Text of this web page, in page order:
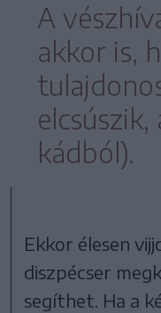
A
akkor is,
kádból).
Ekkor élesen
diszpécser
segíthet. Ha a